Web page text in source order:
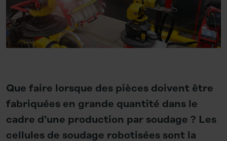
Que faire lorsque des pièces doivent être
fabriquées en grande quantité dans le
cadre d’une production par soudage ? Les
cellules de soudage robotisées sont la